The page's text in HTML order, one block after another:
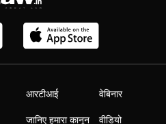
आरटीआई
जानिए हमारा कानून
वेबिनार
वीडियो